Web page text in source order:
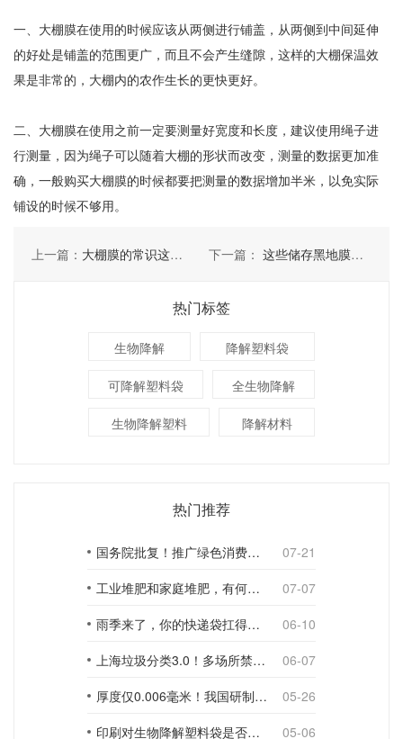
一、大棚膜在使用的时候应该从两侧进行铺盖，从两侧到中间延伸
的好处是铺盖的范围更广，而且不会产生缝隙，这样的大棚保温效
果是非常的，大棚内的农作生长的更快更好。
二、大棚膜在使用之前一定要测量好宽度和长度，建议使用绳子进
行测量，因为绳子可以随着大棚的形状而改变，测量的数据更加准
确，一般购买大棚膜的时候都要把测量的数据增加半米，以免实际
铺设的时候不够用。
上一篇： 大棚膜的常识这些你不得不知道！ 下一篇： 这些储存黑地膜的方法你知道吗
热门标签
生物降解 降解塑料袋
可降解塑料袋 全生物降解
生物降解塑料 降解材料
热门推荐
国务院批复！推广绿色消费，引导使用环保可降解包装材料
07-21
工业堆肥和家庭堆肥，有何不同？
07-07
雨季来了，你的快递袋扛得住吗？
06-10
上海垃圾分类3.0！多场所禁止使用一次性塑料袋；推动快递包装绿色转型
06-07
厚度仅0.006毫米！我国研制出超薄型全生物降解渗水地膜
05-26
印刷对生物降解塑料袋是否构成影响？
05-06